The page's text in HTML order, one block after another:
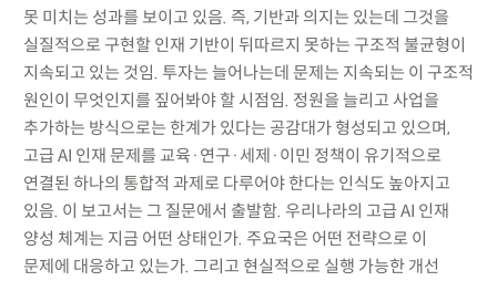
못 미치는 성과를 보이고 있음. 즉, 기반과 의지는 있는데 그것을
실질적으로 구현할 인재 기반이 뒤따르지 못하는 구조적 불균형이
지속되고 있는 것임. 투자는 늘어나는데 문제는 지속되는 이 구조적
원인이 무엇인지를 짚어봐야 할 시점임. 정원을 늘리고 사업을
추가하는 방식으로는 한계가 있다는 공감대가 형성되고 있으며,
고급 AI 인재 문제를 교육·연구·세제·이민 정책이 유기적으로
연결된 하나의 통합적 과제로 다루어야 한다는 인식도 높아지고
있음. 이 보고서는 그 질문에서 출발함. 우리나라의 고급 AI 인재
양성 체계는 지금 어떤 상태인가. 주요국은 어떤 전략으로 이
문제에 대응하고 있는가. 그리고 현실적으로 실행 가능한 개선